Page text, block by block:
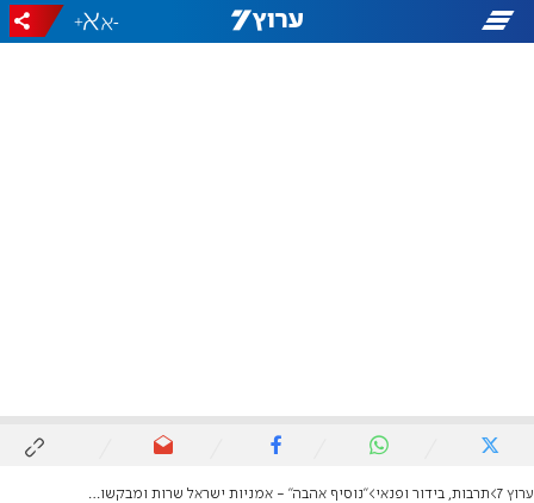
-
+
ערוץ 7 תרבות, בידור ופנאי "נוסיף אהבה" - אמניות ישראל שרות ומבקשות אחדות